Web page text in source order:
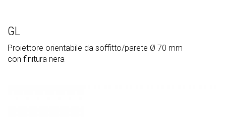
GL
Proiettore orientabile da soffitto/parete Ø 70 mm
con finitura nera